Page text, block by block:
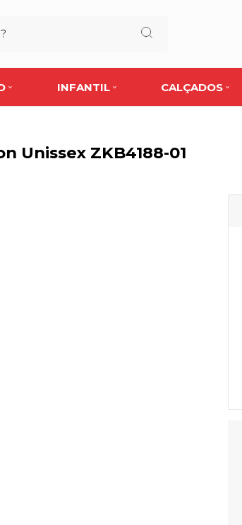
INFANTIL CALÇADOS
Unissex ZKB4188-01